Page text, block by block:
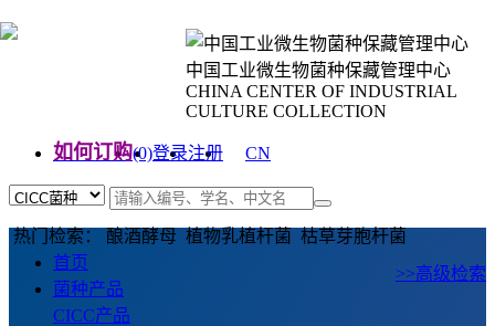
中国工业微生物菌种保藏管理中心
CHINA CENTER OF INDUSTRIAL
CULTURE COLLECTION
如何订购(0)登录注册
CN
热门检索： 酿酒酵母 植物乳植杆菌 枯草芽胞杆菌
>>高级检索
首页
菌种产品
CICC产品